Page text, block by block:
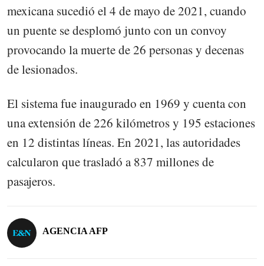
mexicana sucedió el 4 de mayo de 2021, cuando
un puente se desplomó junto con un convoy
provocando la muerte de 26 personas y decenas
de lesionados.
El sistema fue inaugurado en 1969 y cuenta con
una extensión de 226 kilómetros y 195 estaciones
en 12 distintas líneas. En 2021, las autoridades
calcularon que trasladó a 837 millones de
pasajeros.
AGENCIA AFP